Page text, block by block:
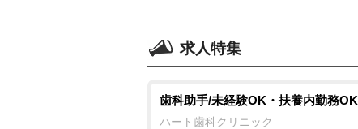
求人特集
歯科助手/未経験OK・扶養内勤務OK
ハート歯科クリニック